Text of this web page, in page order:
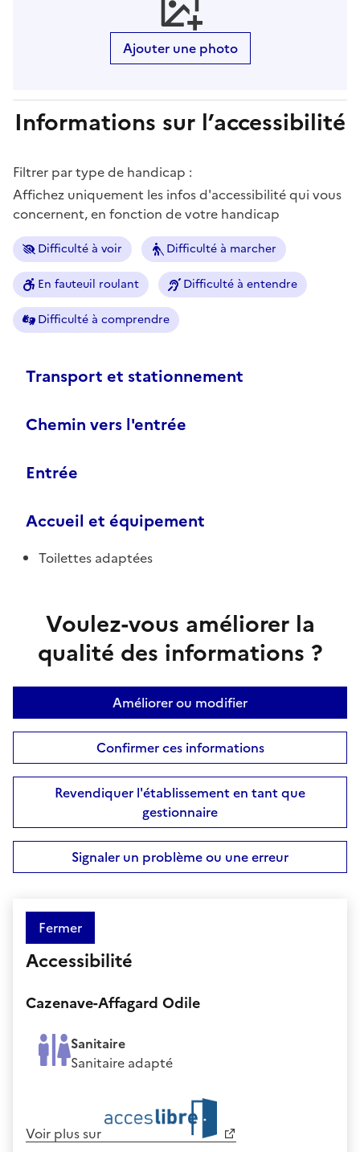
Ajouter une photo
Informations sur l’accessibilité
Filtrer par type de handicap :
Affichez uniquement les infos d'accessibilité qui vous
concernent, en fonction de votre handicap
Difficulté à voir Difficulté à marcher
En fauteuil roulant Difficulté à entendre
Difficulté à comprendre
Transport et stationnement
Chemin vers l'entrée
Entrée
Accueil et équipement
Toilettes adaptées
Voulez-vous améliorer la
qualité des informations ?
Améliorer ou modifier
Confirmer ces informations
Revendiquer l'établissement en tant que
gestionnaire
Signaler un problème ou une erreur
Fermer
Accessibilité
Cazenave-Affagard Odile
Sanitaire
Sanitaire adapté
Voir plus sur